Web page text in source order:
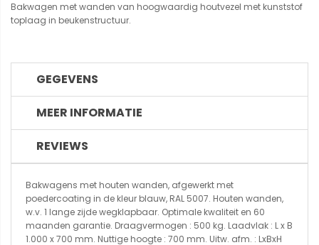
Bakwagen met wanden van hoogwaardig houtvezel met kunststof
toplaag in beukenstructuur.
GEGEVENS
MEER INFORMATIE
REVIEWS
Bakwagens met houten wanden, afgewerkt met
poedercoating in de kleur blauw, RAL 5007. Houten wanden,
w.v. 1 lange zijde wegklapbaar. Optimale kwaliteit en 60
maanden garantie. Draagvermogen : 500 kg. Laadvlak : L x B
1.000 x 700 mm. Nuttige hoogte : 700 mm. Uitw. afm. : LxBxH